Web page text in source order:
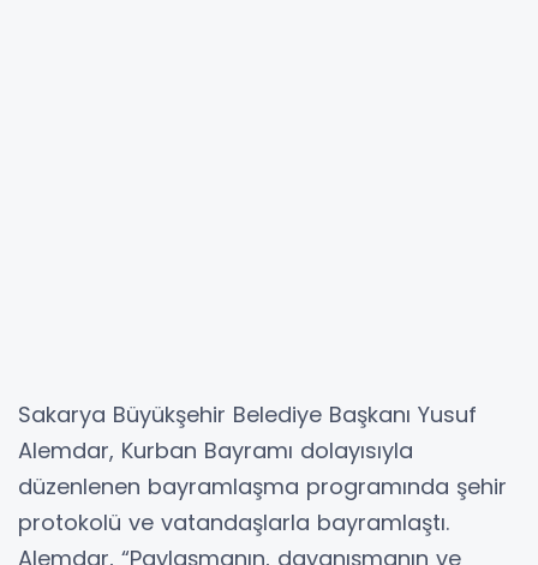
Sakarya Büyükşehir Belediye Başkanı Yusuf
Alemdar, Kurban Bayramı dolayısıyla
düzenlenen bayramlaşma programında şehir
protokolü ve vatandaşlarla bayramlaştı.
Alemdar, “Paylaşmanın, dayanışmanın ve